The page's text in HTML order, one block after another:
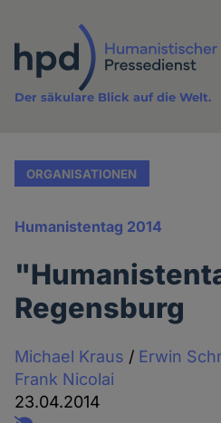
Inhalt
Der säkulare Blick auf die Welt.
ORGANISATIONEN
Humanistentag 2014
Regensburg
Michael Kraus / Erwin
Frank Nicolai
23.04.2014